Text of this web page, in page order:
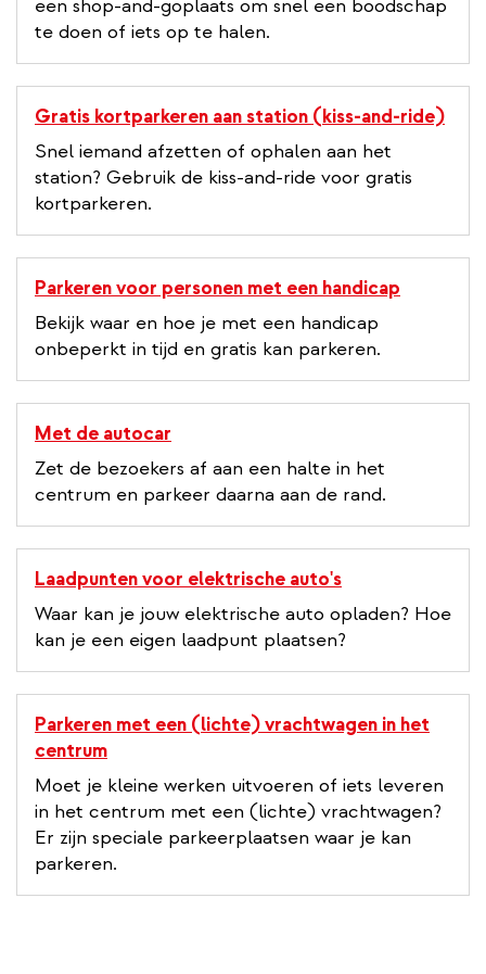
een shop-and-goplaats om snel een boodschap
te doen of iets op te halen.
Gratis kortparkeren aan station (kiss-and-ride)
Snel iemand afzetten of ophalen aan het
station? Gebruik de kiss-and-ride voor gratis
kortparkeren.
Parkeren voor personen met een handicap
Bekijk waar en hoe je met een handicap
onbeperkt in tijd en gratis kan parkeren.
Met de autocar
Zet de bezoekers af aan een halte in het
centrum en parkeer daarna aan de rand.
Laadpunten voor elektrische auto's
Waar kan je jouw elektrische auto opladen? Hoe
kan je een eigen laadpunt plaatsen?
Parkeren met een (lichte) vrachtwagen in het
centrum
Moet je kleine werken uitvoeren of iets leveren
in het centrum met een (lichte) vrachtwagen?
Er zijn speciale parkeerplaatsen waar je kan
parkeren.